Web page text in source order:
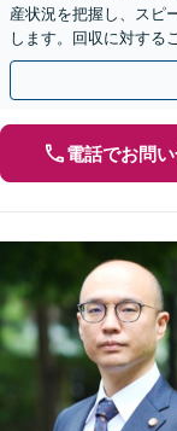
産状況を把握し、スピ
します。回収に対する
す【休日・夜間相談対
電話でお問